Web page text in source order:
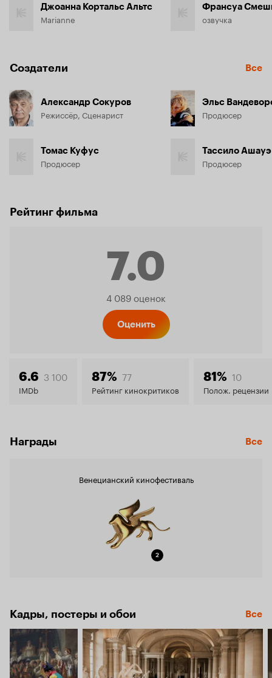
Джоанна Кортальс Альтс
Marianne
Франсуа
озвучка
Создатели Все
Александр Сокуров
Режиссёр, Сценарист
Томас Куфус
Продюсер
Эльс
Продюсер
Тассило
Продюсер
Рейтинг фильма
7.0
Рейтинг
7.0
4 089 оценок
Оценить
6.6 3 100
IMDb
87% 77
Рейтинг кинокритиков
81% 10
Полож. рецензии
Награды Все
Венецианский кинофестиваль
2
Кадры, постеры и обои Все